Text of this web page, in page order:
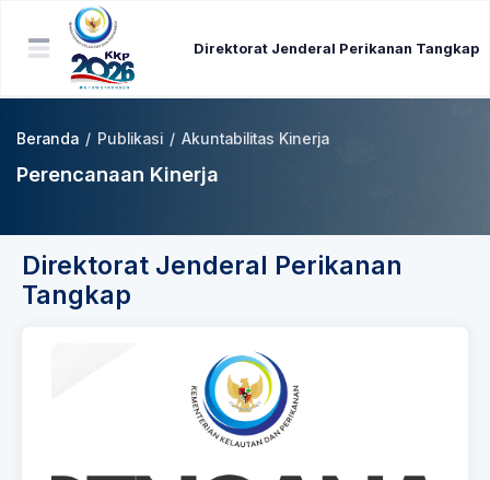
Direktorat Jenderal Perikanan Tangkap
Beranda / Publikasi / Akuntabilitas Kinerja
Perencanaan Kinerja
Direktorat Jenderal Perikanan
Tangkap